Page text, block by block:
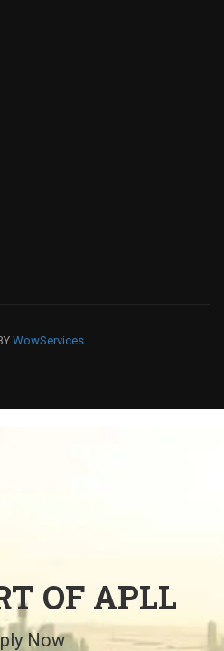
WowServices
OF APLL
Now